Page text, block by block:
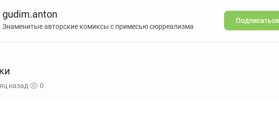
gudim.anton
Знаменитые авторские комиксы с примесью сюрреализма
Подписаться
назад 0